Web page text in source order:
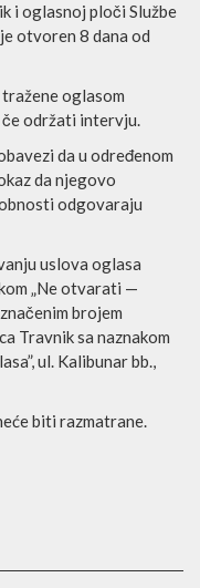
i oglasnoj ploči Službe
otvoren 8 dana od
oglasom
održati intervju.
da u određenom
da njegovo
odgovaraju
uslova oglasa
„Ne otvarati —
brojem
Travnik sa naznakom
ul. Kalibunar bb.,
biti razmatrane.